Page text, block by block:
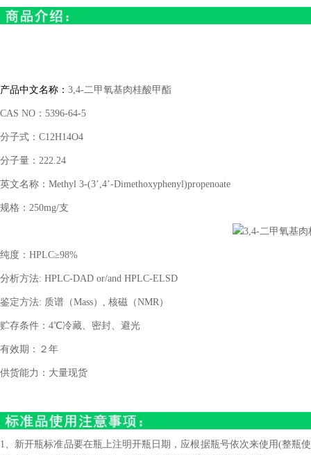
产品中文名称： 3,4-二甲氧基肉桂酸甲酯
CAS NO ： 5396-64-5
分子式： C12H14O4
分子量： 222.24
英文名称： Methyl 3-(3’,4’-Dimethoxyphenyl)propenoate
规格： 250mg/支
纯度： HPLC≥98%
分析方法: HPLC-DAD or/and HPLC-ELSD
鉴定方法: 质谱（Mass） , 核磁（NMR）
贮存条件： 4℃冷藏、密封、避光
有效期：２年
供货能力：大量现货
1、新开瓶标准品要在瓶上注明开瓶日期，应根据瓶号依次来使用(整